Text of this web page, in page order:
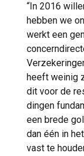
“In 2016
hebben we
werkt een
heeft weinig
dit voor de
dingen
een brede
dan één in
vast te